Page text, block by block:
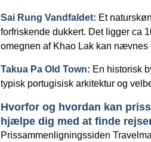
Sai Rung Vandfaldet: Et
forfriskende dukkert. Det ligger ca
omegnen af Khao Lak kan nævnes
Takua Pa Old Town: En historisk
typisk portugisisk arkitektur og
Hvorfor og hvordan kan
hjælpe dig med at finde
Prissammenligningssiden